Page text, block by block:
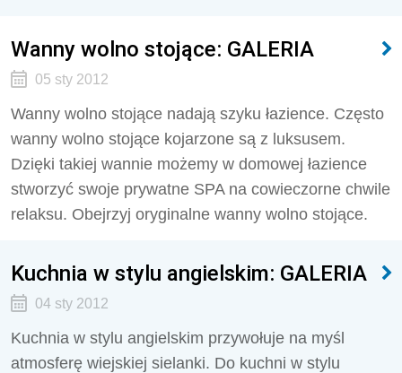
Wanny wolno stojące: GALERIA
05 sty 2012
Wanny wolno stojące nadają szyku łazience. Często
wanny wolno stojące kojarzone są z luksusem.
Dzięki takiej wannie możemy w domowej łazience
stworzyć swoje prywatne SPA na cowieczorne chwile
relaksu. Obejrzyj oryginalne wanny wolno stojące.
Kuchnia w stylu angielskim: GALERIA
04 sty 2012
Kuchnia w stylu angielskim przywołuje na myśl
atmosferę wiejskiej sielanki. Do kuchni w stylu